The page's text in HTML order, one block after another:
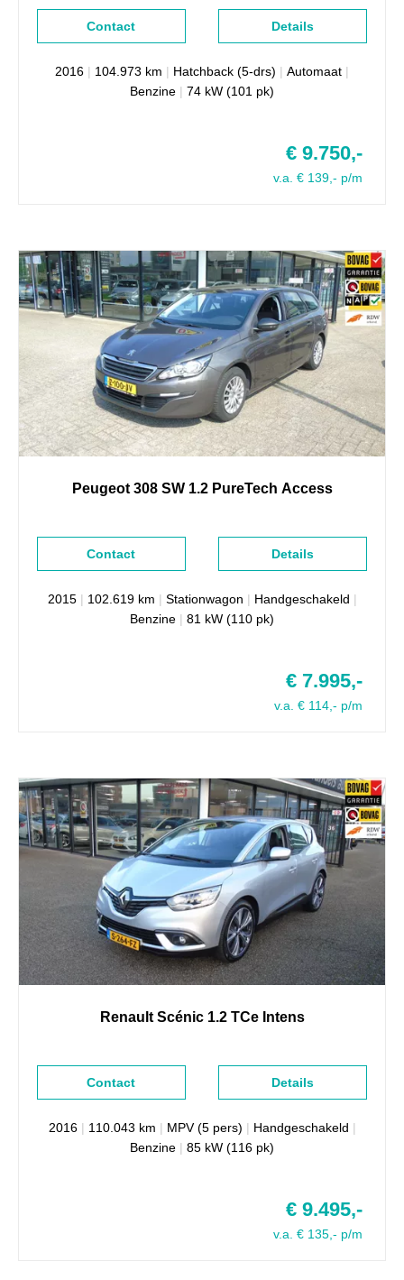
Details
Contact
2016 | 104.973 km | Hatchback (5-drs) | Automaat |
Benzine | 74 kW (101 pk)
€ 9.750,-
v.a. € 139,- p/m
Peugeot 308 SW 1.2 PureTech Access
Details
Contact
2015| 102.619 km | Stationwagon | Handgeschakeld |
Benzine | 81 kW (110 pk)
€ 7.995,-
v.a. € 114,- p/m
Renault Scénic 1.2 TCe Intens
Details
Contact
2016| 110.043 km | MPV (5 pers) | Handgeschakeld |
Benzine | 85 kW (116 pk)
€ 9.495,-
v.a. € 135,- p/m